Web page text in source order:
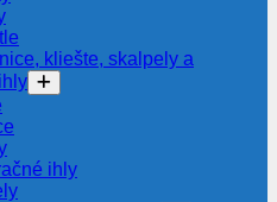
kliešte, skalpely a
ihly